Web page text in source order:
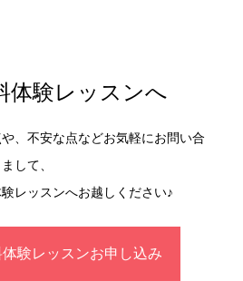
体験レッスンへ
、不安な点などお気軽にお問い合
して、
レッスンへお越しください♪
験レッスンお申し込み